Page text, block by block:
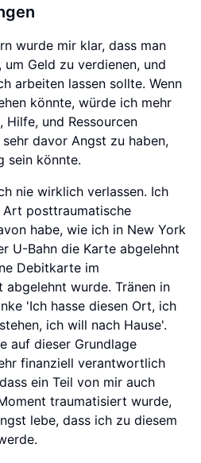
wurde mir klar, dass man
um Geld zu verdienen, und
arbeiten lassen sollte. Wenn
könnte, würde ich mehr
Hilfe, und Ressourcen
davor Angst zu haben,
sein könnte.
nie wirklich verlassen. Ich
Art posttraumatische
habe, wie ich in New York
U-Bahn die Karte abgelehnt
Debitkarte im
abgelehnt wurde. Tränen in
'Ich hasse diesen Ort, ich
ich will nach Hause'.
auf dieser Grundlage
finanziell verantwortlich
ein Teil von mir auch
traumatisiert wurde,
lebe, dass ich zu diesem